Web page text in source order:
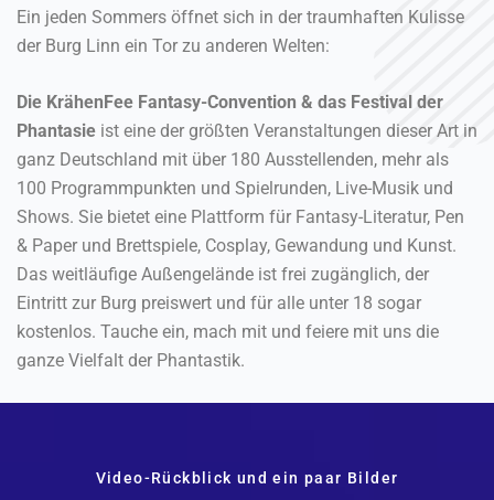
Ein jeden Sommers öffnet sich in der traumhaften Kulisse
der Burg Linn ein Tor zu anderen Welten:
Die KrähenFee Fantasy-Convention & das Festival der
Phantasie ist eine der größten Veranstaltungen dieser Art in
ganz Deutschland mit über 180 Ausstellenden, mehr als
100 Programmpunkten und Spielrunden, Live-Musik und
Shows. Sie bietet eine Plattform für Fantasy-Literatur, Pen
& Paper und Brettspiele, Cosplay, Gewandung und Kunst.
Das weitläufige Außengelände ist frei zugänglich, der
Eintritt zur Burg preiswert und für alle unter 18 sogar
kostenlos. Tauche ein, mach mit und feiere mit uns die
ganze Vielfalt der Phantastik.
Video-Rückblick und ein paar Bilder